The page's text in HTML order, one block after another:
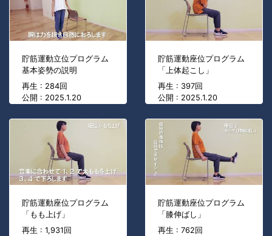
貯筋運動立位プログラム
基本姿勢の説明
再生 : 284回
公開 : 2025.1.20
貯筋運動座位プログラム
「上体起こし」
再生 : 397回
公開 : 2025.1.20
貯筋運動座位プログラム
「もも上げ」
再生 : 1,931回
貯筋運動座位プログラム
「膝伸ばし」
再生 : 762回